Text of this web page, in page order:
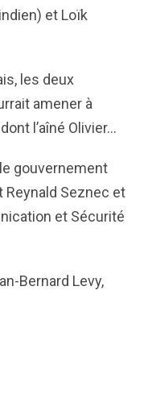
et Loïk
les deux
amener à
l’aîné Olivier…
gouvernement
Reynald Seznec et
et Sécurité
Bernard Levy,